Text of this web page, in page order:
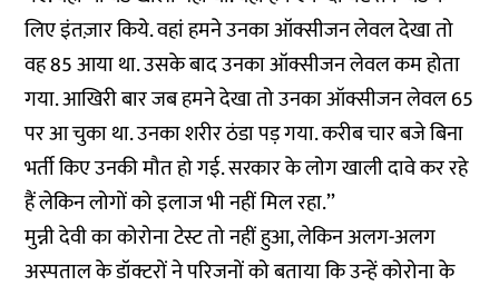
लिए इंतज़ार किये. वहां हमने उनका ऑक्सीजन लेवल देखा तो
वह 85 आया था. उसके बाद उनका ऑक्सीजन लेवल कम होता
गया. आखिरी बार जब हमने देखा तो उनका ऑक्सीजन लेवल 65
पर आ चुका था. उनका शरीर ठंडा पड़ गया. करीब चार बजे बिना
भर्ती किए उनकी मौत हो गई. सरकार के लोग खाली दावे कर रहे
हैं लेकिन लोगों को इलाज भी नहीं मिल रहा.’’
मुन्नी देवी का कोरोना टेस्ट तो नहीं हुआ, लेकिन अलग-अलग
अस्पताल के डॉक्टरों ने परिजनों को बताया कि उन्हें कोरोना के